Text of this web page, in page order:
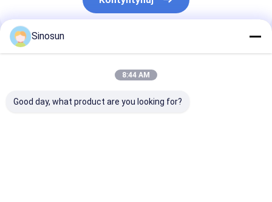
Polecane Produkty
Sinosun
8:44 AM
Good day, what product are you looking for?